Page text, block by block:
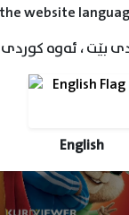
website
بێت ، ئەوە کوردی
English